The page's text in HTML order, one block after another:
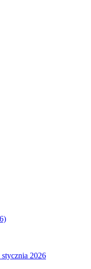
stycznia 2026